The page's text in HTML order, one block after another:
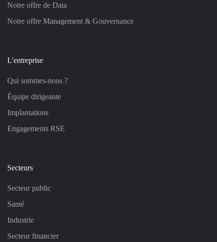
Notre offre de Data
Notre offre Management & Gouvernance
L'entreprise
Qui sommes-nous ?
Équipe dirigeante
Implantations
Engagements RSE
Secteurs
Secteur public
Santé
Industrie
Secteur financier